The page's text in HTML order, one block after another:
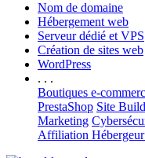
Nom de domaine
Hébergement web
Serveur dédié et VPS
Création de sites web
WordPress
. . .
Boutiques e-
PrestaShop Site
Marketing
Affiliation